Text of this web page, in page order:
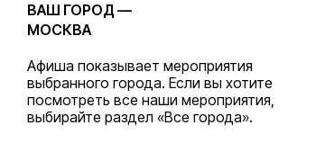
ВАШ ГОРОД —
МОСКВА
Афиша показывает мероприятия
выбранного города. Если вы хотите
посмотреть все наши мероприятия,
выбирайте раздел «Все города».